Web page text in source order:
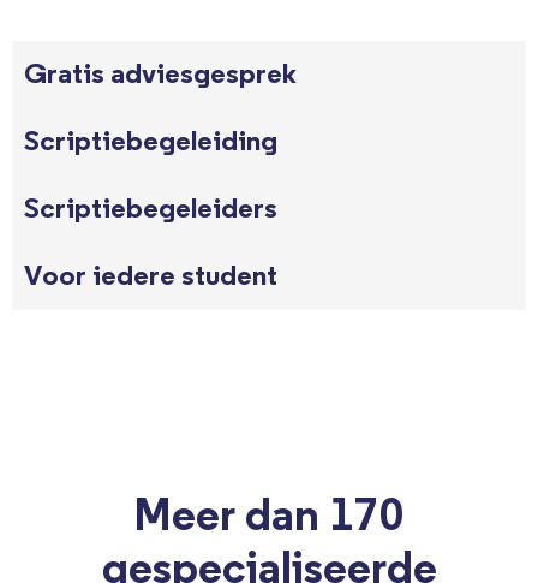
Gratis adviesgesprek
Scriptiebegeleiding
Scriptiebegeleiders
Voor iedere student
Meer dan 170
gespecialiseerde